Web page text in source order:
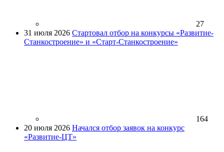
27
31 июля 2026 Стартовал отбор на конкурсы «Развитие-
Станкостроение» и «Старт-Станкостроение»
164
20 июля 2026 Начался отбор заявок на конкурс
«Развитие-ЦТ»